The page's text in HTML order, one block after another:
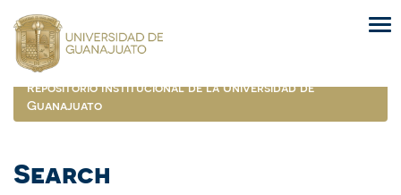
navigation
Repositorio Institucional de la Universidad de
Guanajuato
Search